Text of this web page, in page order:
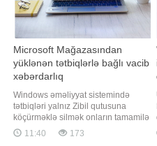
Microsoft Mağazasından
yüklənən tətbiqlərlə bağlı vacib
xəbərdarlıq
Windows əməliyyat sistemində
tətbiqləri yalnız Zibil qutusuna
köçürməklə silmək onların tamamilə
kompüterdən silindiyi anlamına
gəlmir. xəbər verir ki, bu barədə
11:40 173